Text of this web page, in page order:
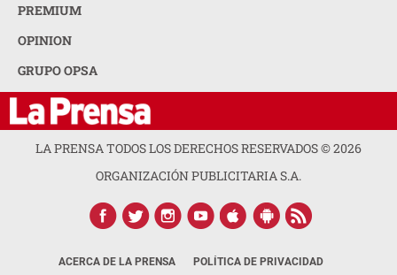
PREMIUM
OPINION
GRUPO OPSA
LA PRENSA TODOS LOS DERECHOS RESERVADOS ©2026
ORGANIZACIÓN PUBLICITARIA S.A.
ACERCA DE LA PRENSA POLÍTICA DE PRIVACIDAD